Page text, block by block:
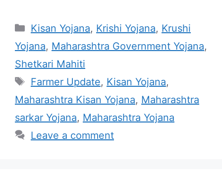
Categories
Kisan Yojana, Krishi Yojana, Krushi
Yojana, Maharashtra Government Yojana,
Shetkari Mahiti
Tags
Farmer Update, Kisan Yojana,
Maharashtra Kisan Yojana, Maharashtra
sarkar Yojana, Maharashtra Yojana
Leave a comment